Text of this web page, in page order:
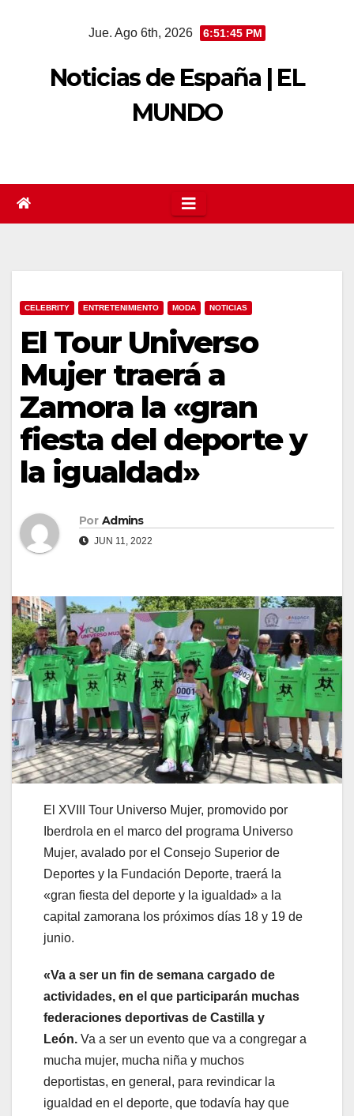
Jue. Ago 6th, 2026 6:51:45 PM
Noticias de España | EL
MUNDO
CELEBRITY ENTRETENIMIENTO MODA NOTICIAS
El Tour Universo
Mujer traerá a
Zamora la «gran
fiesta del deporte y
la igualdad»
Por Admins
JUN 11, 2022
El XVIII Tour Universo Mujer, promovido por
Iberdrola en el marco del programa Universo
Mujer, avalado por el Consejo Superior de
Deportes y la Fundación Deporte, traerá la
«gran fiesta del deporte y la igualdad» a la
capital zamorana los próximos días 18 y 19 de
junio.
«Va a ser un fin de semana cargado de
actividades, en el que participarán muchas
federaciones deportivas de Castilla y
León. Va a ser un evento que va a congregar a
mucha mujer, mucha niña y muchos
deportistas, en general, para revindicar la
igualdad en el deporte, que todavía hay que